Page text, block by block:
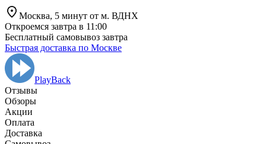
Москва, 5 минут от м. ВДНХ
Откроемся завтра в 11:00
Бесплатный самовывоз завтра
Быстрая доставка по Москве
PlayBack
Отзывы
Обзоры
Aкции
Оплата
Доставка